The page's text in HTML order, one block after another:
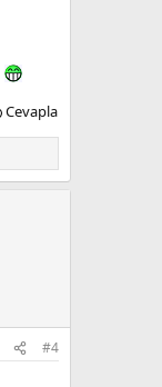
Cevapla
#4